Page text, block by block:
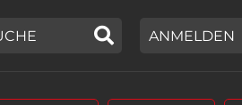
SIE HIER EIN SUCHWORT EIN,
ANMELDEN